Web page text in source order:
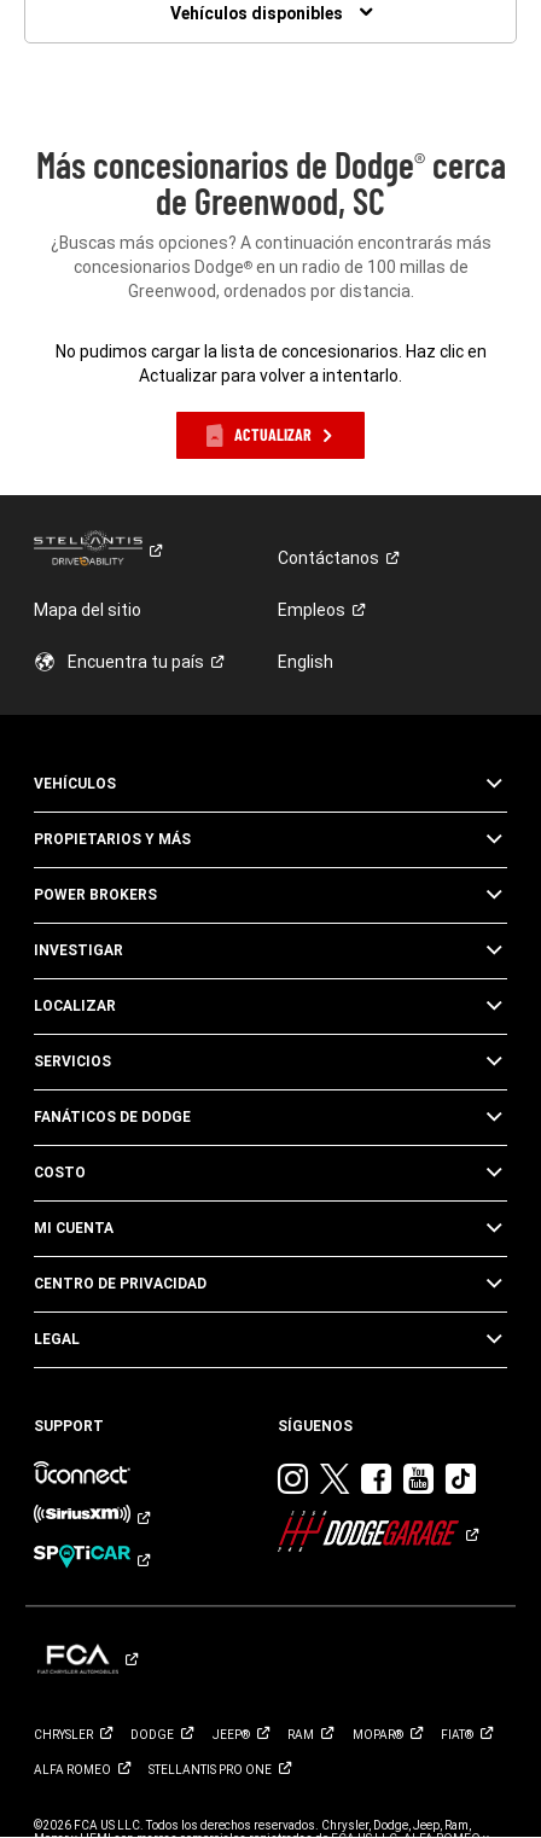
Vehículos disponibles
Más concesionarios de Dodge®cerca
de Greenwood, SC
¿Buscas más opciones? A continuación encontrarás más
concesionarios Dodge®en un radio de 100 millas de
Greenwood, ordenados por distancia.
No pudimos cargar la lista de concesionarios. Haz clic en
Actualizar para volver a intentarlo.
ACTUALIZAR
Contáctanos
Mapa del sitio Empleos
Encuentra tu país English
VEHÍCULOS
PROPIETARIOS Y MÁS
POWER BROKERS
INVESTIGAR
LOCALIZAR
SERVICIOS
FANÁTICOS DE DODGE
COSTO
MI CUENTA
CENTRO DE PRIVACIDAD
LEGAL
SUPPORT SÍGUENOS
Visitar
Dodge
en
Visitar
en
Visitar
en
Visitar
en en
CHRYSLER DODGE JEEP® RAM MOPAR® FIAT®
ALFA ROMEO STELLANTIS PRO ONE
©2026 FCA US LLC. Todos los derechos reservados. Chrysler, Dodge, Jeep, Ram,